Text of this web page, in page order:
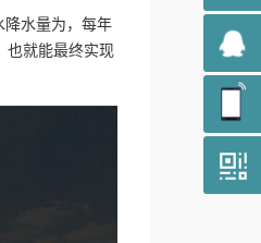
水量为，每年
也就能最终实现